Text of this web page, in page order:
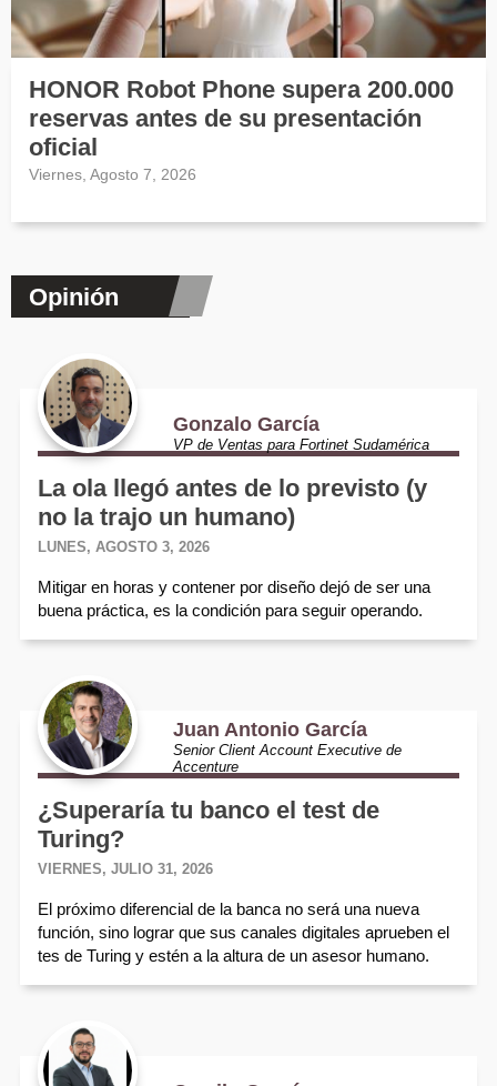
HONOR Robot Phone supera 200.000
reservas antes de su presentación
oficial
Viernes, Agosto 7, 2026
Opinión
Gonzalo García
VP de Ventas para Fortinet Sudamérica
La ola llegó antes de lo previsto (y
no la trajo un humano)
LUNES, AGOSTO 3, 2026
Mitigar en horas y contener por diseño dejó de ser una
buena práctica, es la condición para seguir operando.
Juan Antonio García
Senior Client Account Executive de
Accenture
¿Superaría tu banco el test de
Turing?
VIERNES, JULIO 31, 2026
El próximo diferencial de la banca no será una nueva
función, sino lograr que sus canales digitales aprueben el
tes de Turing y estén a la altura de un asesor humano.